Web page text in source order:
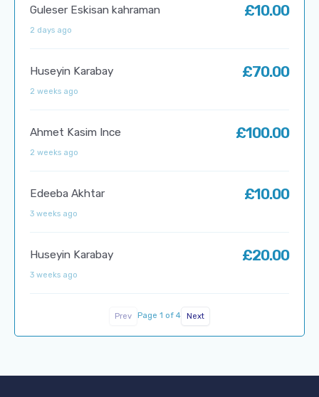
Guleser Eskisan kahraman £10.00
2 days ago
Huseyin Karabay £70.00
2 weeks ago
Ahmet Kasim Ince £100.00
2 weeks ago
Edeeba Akhtar £10.00
3 weeks ago
Huseyin Karabay £20.00
3 weeks ago
Prev Page 1 of 4 Next